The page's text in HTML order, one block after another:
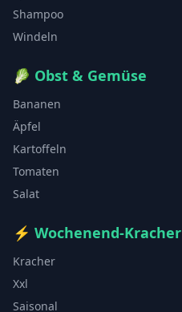
Shampoo
Windeln
🥬 Obst & Gemüse
Bananen
Äpfel
Kartoffeln
Tomaten
Salat
⚡ Wochenend-Kracher
Kracher
Xxl
Saisonal